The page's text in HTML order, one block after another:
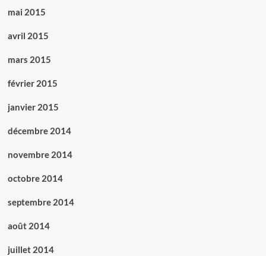
mai 2015
avril 2015
mars 2015
février 2015
janvier 2015
décembre 2014
novembre 2014
octobre 2014
septembre 2014
août 2014
juillet 2014